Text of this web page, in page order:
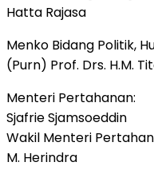
Hatta Rajasa
Menko Bidang Politik,
(Purn) Prof. Drs. H.M.
Menteri Pertahanan:
Sjafrie Sjamsoeddin
Wakil Menteri
M. Herindra